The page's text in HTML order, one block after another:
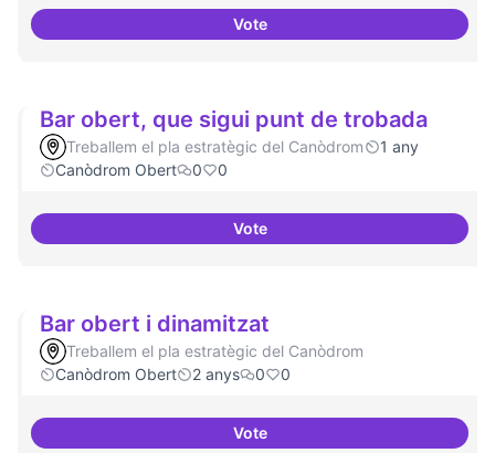
VoteBBDD treballada i sòlida
Bar obert, que sigui punt de trobada
Treballem el pla estratègic del Canòdrom
1 any
Canòdrom Obert
0 0
VoteBar obert, que sigui punt de
Bar obert i dinamitzat
Treballem el pla estratègic del Canòdrom
Canòdrom Obert
2 anys 0 0
VoteBar obert i dinamitzat